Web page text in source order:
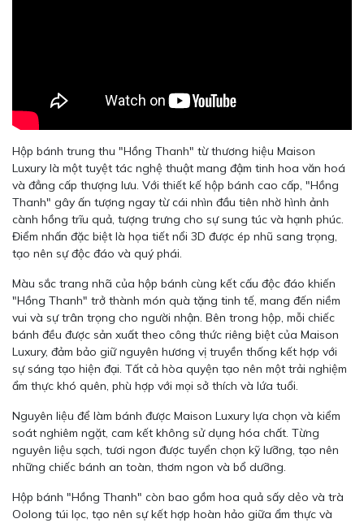
Hộp bánh trung thu "Hồng Thanh" từ thương hiệu Maison
Luxury là một tuyệt tác nghệ thuật mang đậm tinh hoa văn hoá
và đẳng cấp thượng lưu. Với thiết kế hộp bánh cao cấp, "Hồng
Thanh" gây ấn tượng ngay từ cái nhìn đầu tiên nhờ hình ảnh
cành hồng trĩu quả, tượng trưng cho sự sung túc và hạnh phúc.
Điểm nhấn đặc biệt là họa tiết nổi 3D được ép nhũ sang trọng,
tạo nên sự độc đáo và quý phái.
Màu sắc trang nhã của hộp bánh cùng kết cấu độc đáo khiến
"Hồng Thanh" trở thành món quà tặng tinh tế, mang đến niềm
vui và sự trân trọng cho người nhận. Bên trong hộp, mỗi chiếc
bánh đều được sản xuất theo công thức riêng biệt của Maison
Luxury, đảm bảo giữ nguyên hương vị truyền thống kết hợp với
sự sáng tạo hiện đại. Tất cả hòa quyện tạo nên một trải nghiệm
ẩm thực khó quên, phù hợp với mọi sở thích và lứa tuổi.
Nguyên liệu để làm bánh được Maison Luxury lựa chọn và kiểm
soát nghiêm ngặt, cam kết không sử dụng hóa chất. Từng
nguyên liệu sạch, tươi ngon được tuyển chọn kỹ lưỡng, tạo nên
những chiếc bánh an toàn, thơm ngon và bổ dưỡng.
Hộp bánh "Hồng Thanh" còn bao gồm hoa quả sấy dẻo và trà
Oolong túi lọc, tạo nên sự kết hợp hoàn hảo giữa ẩm thực và